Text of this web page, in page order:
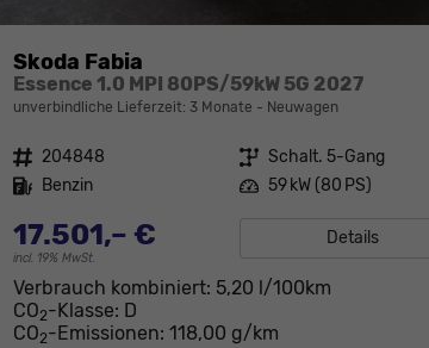
Skoda Fabia
Essence 1.0 MPI 80PS/59kW 5G 2027
unverbindliche Lieferzeit: 3 Monate Neuwagen
Fahrzeugnr. 204848 Getriebe Schalt. 5-Gang
Kraftstoff Benzin Leistung 59 kW (80 PS)
17.501,– €
incl. 19% MwSt.
Details
Verbrauch kombiniert: 5,20 l/100km
CO2-Klasse: D
CO2-Emissionen: 118,00 g/km